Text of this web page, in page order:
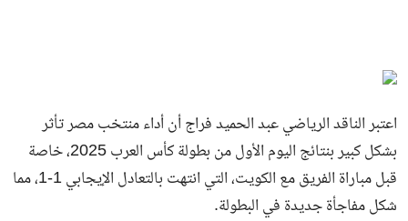
اعتبر الناقد الرياضي عبد الحميد فراج أن أداء منتخب مصر تأثر
بشكل كبير بنتائج اليوم الأول من بطولة كأس العرب 2025، خاصة
قبل مباراة الفريق مع الكويت، التي انتهت بالتعادل الإيجابي 1-1، مما
شكل مفاجأة جديدة في البطولة.